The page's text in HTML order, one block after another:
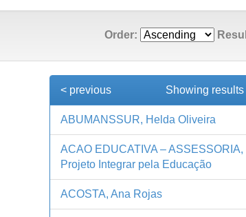
Order:
Showing
< previous
ABUMANSSUR, Helda Oliveira
ACAO EDUCATIVA –
Projeto Integrar pela Educação
ACOSTA, Ana Rojas